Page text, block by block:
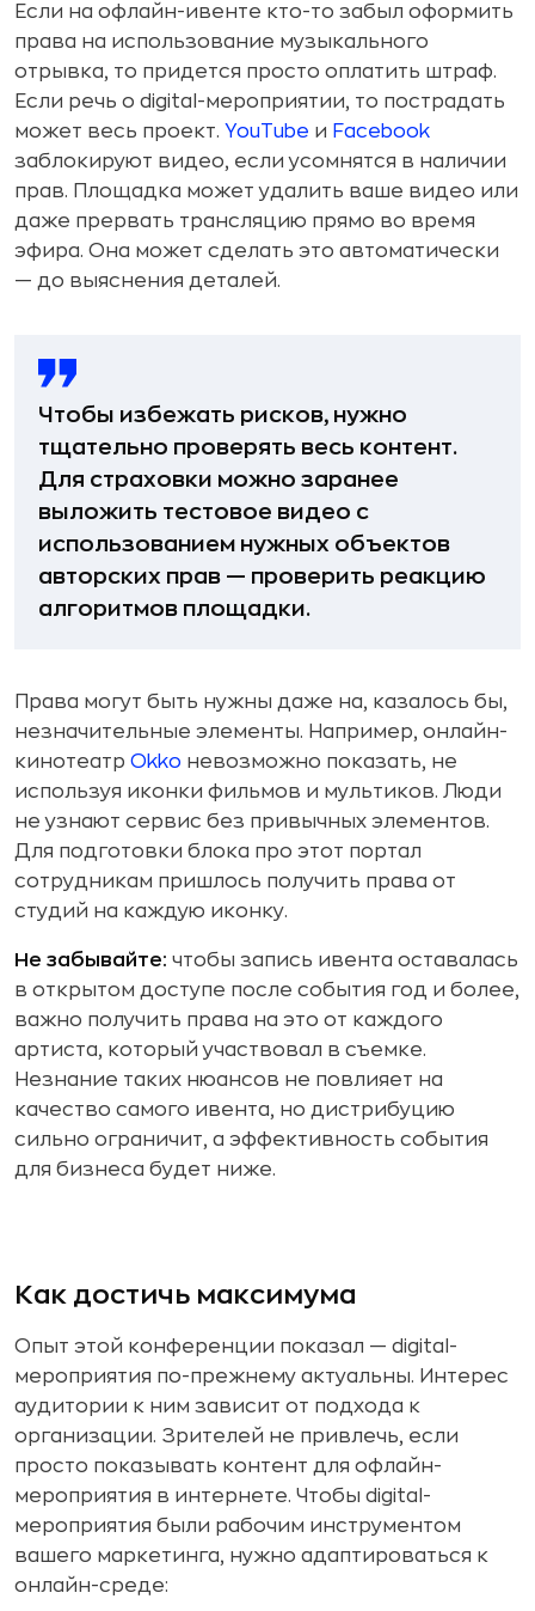
Если на офлайн-ивенте кто-то забыл оформить
права на использование музыкального
отрывка, то придется просто оплатить штраф.
Если речь о digital-мероприятии, то пострадать
может весь проект. YouTube и Facebook
заблокируют видео, если усомнятся в наличии
прав. Площадка может удалить ваше видео или
даже прервать трансляцию прямо во время
эфира. Она может сделать это автоматически
— до выяснения деталей.
Чтобы избежать рисков, нужно
тщательно проверять весь контент.
Для страховки можно заранее
выложить тестовое видео с
использованием нужных объектов
авторских прав — проверить реакцию
алгоритмов площадки.
Права могут быть нужны даже на, казалось бы,
незначительные элементы. Например, онлайн-
кинотеатр Okko невозможно показать, не
используя иконки фильмов и мультиков. Люди
не узнают сервис без привычных элементов.
Для подготовки блока про этот портал
сотрудникам пришлось получить права от
студий на каждую иконку.
Не забывайте: чтобы запись ивента оставалась
в открытом доступе после события год и более,
важно получить права на это от каждого
артиста, который участвовал в съемке.
Незнание таких нюансов не повлияет на
качество самого ивента, но дистрибуцию
сильно ограничит, а эффективность события
для бизнеса будет ниже.
Как достичь максимума
Опыт этой конференции показал — digital-
мероприятия по-прежнему актуальны. Интерес
аудитории к ним зависит от подхода к
организации. Зрителей не привлечь, если
просто показывать контент для офлайн-
мероприятия в интернете. Чтобы digital-
мероприятия были рабочим инструментом
вашего маркетинга, нужно адаптироваться к
онлайн-среде: